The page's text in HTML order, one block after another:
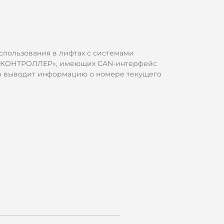
в лифтах с системами
имеющих CAN-интерфейс
выводит информацию о номере текущего
и т.д.), позволяет воспроизводить